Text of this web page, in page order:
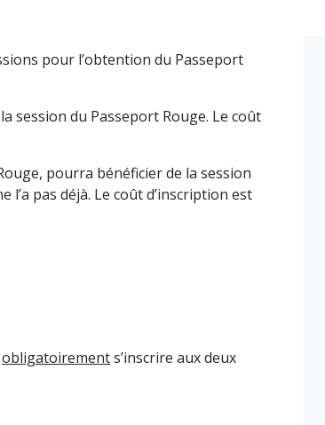
pour l’obtention du Passeport
session du Passeport Rouge. Le coût
pourra bénéficier de la session
pas déjà. Le coût d’inscription est
obligatoirements’inscrire aux deux